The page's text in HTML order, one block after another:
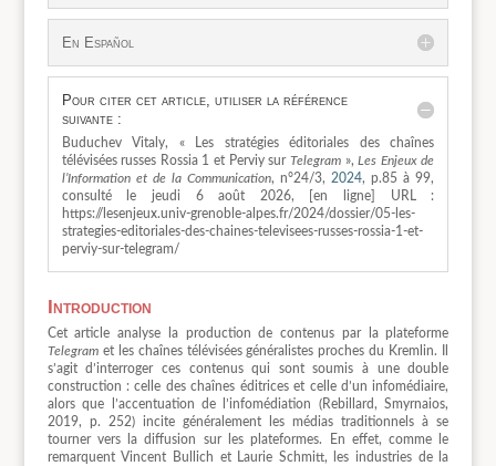
En Español
Pour citer cet article, utiliser la référence
suivante :
Buduchev Vitaly, « Les stratégies éditoriales des chaînes
télévisées russes Rossia 1 et Perviy sur Telegram»,Les Enjeux de
l’Information et de la Communication, n°24/3,2024, p.85 à 99,
consulté le jeudi 6 août 2026, [en ligne] URL :
https://lesenjeux.univ-grenoble-alpes.fr/2024/dossier/05-les-
strategies-editoriales-des-chaines-televisees-russes-rossia-1-et-
perviy-sur-telegram/
Introduction
Cet article analyse la production de contenus par la plateforme
Telegramet les chaînes télévisées généralistes proches du Kremlin. Il
s’agit d’interroger ces contenus qui sont soumis à une double
construction : celle des chaînes éditrices et celle d’un infomédiaire,
alors que l’accentuation de l’infomédiation (Rebillard, Smyrnaios,
2019, p. 252) incite généralement les médias traditionnels à se
tourner vers la diffusion sur les plateformes. En effet, comme le
remarquent Vincent Bullich et Laurie Schmitt, les industries de la